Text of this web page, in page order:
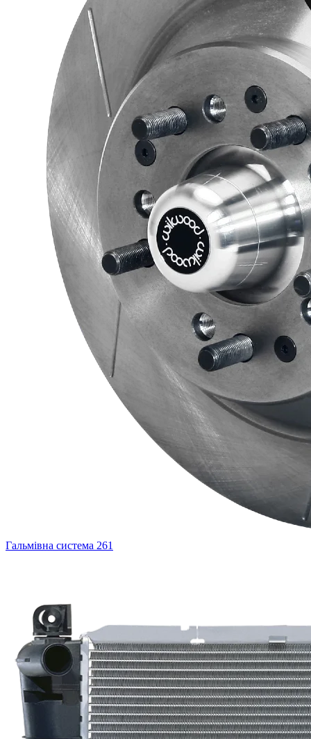
Гальмівна система 261